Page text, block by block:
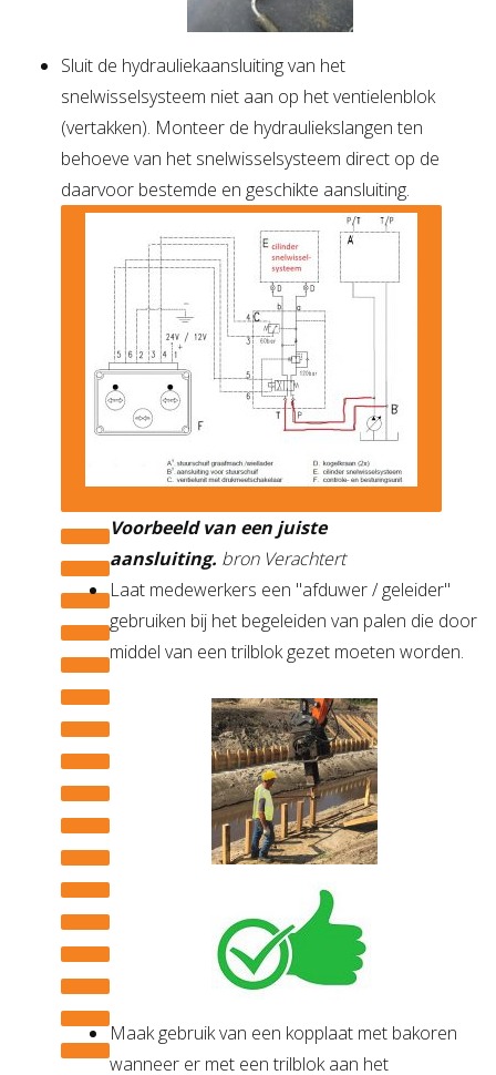
Sluit de hydrauliekaansluiting van het
snelwisselsysteem niet aan op het ventielenblok
(vertakken). Monteer de hydrauliekslangen ten
behoeve van het snelwisselsysteem direct op de
daarvoor bestemde en geschikte aansluiting.
Voorbeeld van een juiste
aansluiting. bron Verachtert
Laat medewerkers een "afduwer / geleider"
gebruiken bij het begeleiden van palen die door
middel van een trilblok gezet moeten worden.
Maak gebruik van een kopplaat met bakoren
wanneer er met een trilblok aan het